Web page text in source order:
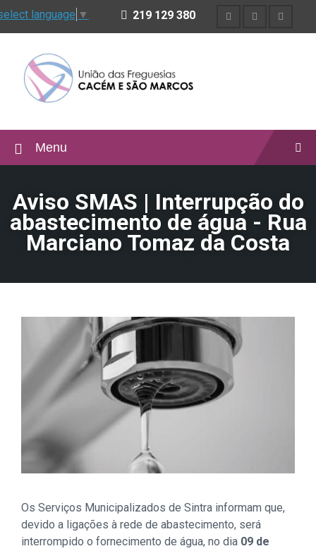
language ▼ 219 129 380
Menu
Aviso SMAS | Interrupção do
abastecimento de água - Rua
Marciano Tomaz da Costa
Os Serviços Municipalizados de Sintra informam que,
devido a ligações à rede de abastecimento, será
interrompido o fornecimento de água, no dia 09 de